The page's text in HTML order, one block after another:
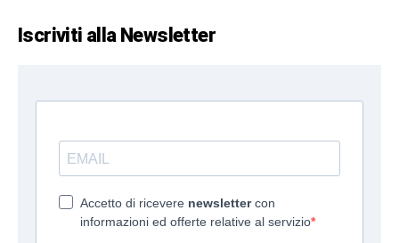
Iscriviti alla Newsletter